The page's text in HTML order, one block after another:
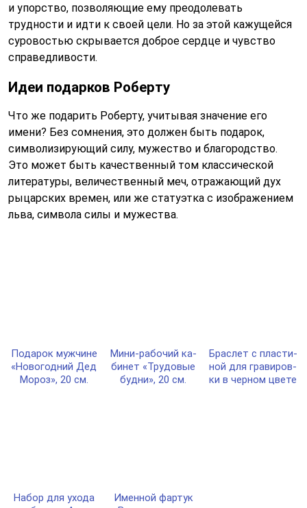
и упорство, позволяющие ему преодолевать
трудности и идти к своей цели. Но за этой кажущейся
суровостью скрывается доброе сердце и чувство
справедливости.
Идеи подарков Роберту
Что же подарить Роберту, учитывая значение его
имени? Без сомнения, это должен быть подарок,
символизирующий силу, мужество и благородство.
Это может быть качественный том классической
литературы, величественный меч, отражающий дух
рыцарских времен, или же статуэтка с изображением
льва, символа силы и мужества.
Пода­рок муж­чи­не
«Ново­год­ний Дед
Мороз», 20 см.
Мини-ра­бо­чий ка­
би­нет «Тру­до­вые
буд­ни», 20 см.
Брас­лет с плас­ти­
ной для гра­ви­ров­
ки в чер­ном цве­те
Набор для ухо­да
Имен­ной фар­тук